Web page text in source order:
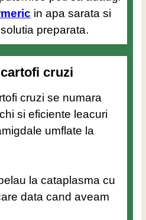
in apa sarata si
preparata.
cruzi
cruzi se numara
si eficiente leacuri
umflate la
la cataplasma cu
data cand aveam